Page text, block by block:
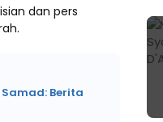
dan pers
Samad: Berita